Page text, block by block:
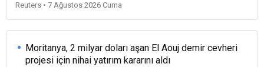
Reuters • 7 Ağustos 2026 Cuma
Moritanya, 2 milyar doları aşan El Aouj demir cevheri
projesi için nihai yatırım kararını aldı